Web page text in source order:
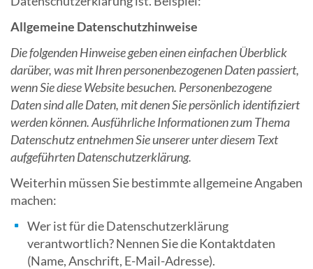
Allgemeine Datenschutzhinweise
Die folgenden Hinweise geben einen einfachen Überblick
darüber, was mit Ihren personenbezogenen Daten passiert,
wenn Sie diese Website besuchen. Personenbezogene
Daten sind alle Daten, mit denen Sie persönlich identifiziert
werden können. Ausführliche Informationen zum Thema
Datenschutz entnehmen Sie unserer unter diesem Text
aufgeführten Datenschutzerklärung.
Weiterhin müssen Sie bestimmte allgemeine Angaben
machen:
Wer ist für die Datenschutzerklärung
verantwortlich? Nennen Sie die Kontaktdaten
(Name, Anschrift, E-Mail-Adresse).